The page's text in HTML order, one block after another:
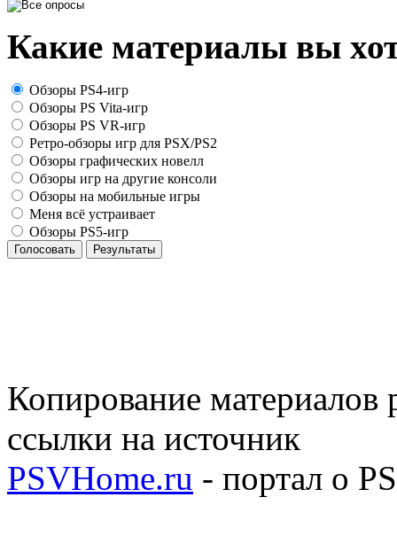
Какие материалы вы
Обзоры PS4-игр
Обзоры PS Vita-игр
Обзоры PS VR-игр
Ретро-обзоры игр для PSX/PS2
Обзоры графических новелл
Обзоры игр на другие консоли
Обзоры на мобильные игры
Меня всё устраивает
Обзоры PS5-игр
Голосовать Результаты
Копирование материалов
ссылки на источник
PSVHome.ru - портал о